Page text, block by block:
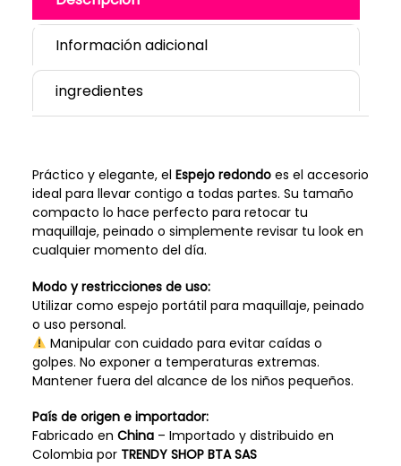
Información adicional
ingredientes
Práctico y elegante, el Espejo redondoes el accesorio
ideal para llevar contigo a todas partes. Su tamaño
compacto lo hace perfecto para retocar tu
maquillaje, peinado o simplemente revisar tu look en
cualquier momento del día.
Modo y restricciones de uso:
Utilizar como espejo portátil para maquillaje, peinado
o uso personal.
Manipular con cuidado para evitar caídas o
golpes. No exponer a temperaturas extremas.
Mantener fuera del alcance de los niños pequeños.
País de origen e importador:
Fabricado en China– Importado y distribuido en
Colombia por TRENDY SHOP BTA SAS